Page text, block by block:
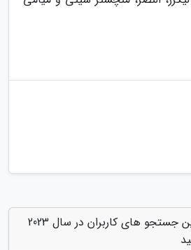
به "گوگل لیست بیشترین جستجو های کاربران در سال 2023